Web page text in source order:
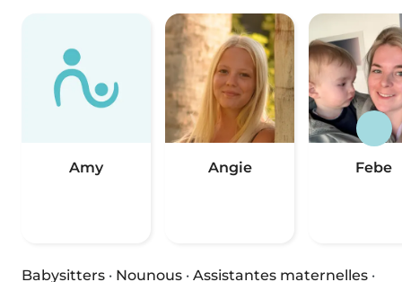
Amy Angie Febe
Babysitters · Nounous · Assistantes maternelles ·